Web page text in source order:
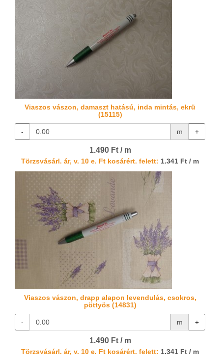
Viaszos vászon, damaszt hatású, inda mintás, ekrü
(15115)
- m +
1.490 Ft / m
Törzsvásárl. ár, v. 10 e. Ft kosárért. felett: 1.341 Ft / m
Viaszos vászon, drapp alapon levendulás, csokros,
pöttyös (14831)
- m +
1.490 Ft / m
Törzsvásárl. ár, v. 10 e. Ft kosárért. felett: 1.341 Ft / m